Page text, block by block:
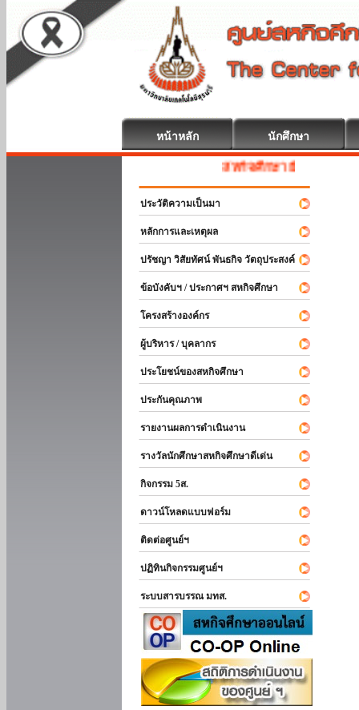
หน้าหลัก นักศึกษา
สหกิจศึกษา ยินดีต้อนรับ
ประวัติความเป็นมา
หลักการและเหตุผล
ปรัชญา วิสัยทัศน์ พันธกิจ วัตถุประสงค์
ข้อบังคับฯ / ประกาศฯ สหกิจศึกษา
โครงสร้างองค์กร
ผู้บริหาร / บุคลากร
ประโยชน์ของสหกิจศึกษา
ประกันคุณภาพ
รายงานผลการดำเนินงาน
รางวัลนักศึกษาสหกิจศึกษาดีเด่น
กิจกรรม 5ส.
ดาวน์โหลดแบบฟอร์ม
ติดต่อศูนย์ฯ
ปฏิทินกิจกรรมศูนย์ฯ
ระบบสารบรรณ มทส.